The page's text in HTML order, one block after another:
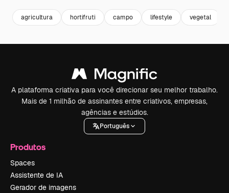
agricultura hortifruti campo lifestyle vegetal
A plataforma criativa para você direcionar seu melhor trabalho.
Mais de 1 milhão de assinantes entre criativos, empresas,
agências e estúdios.
Português
Produtos
Spaces
Assistente de IA
Gerador de imagens